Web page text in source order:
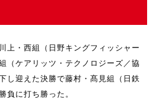
上・西組（日野キングフィッシャー
（ケアリッツ・テクノロジーズ／協
し迎えた決勝で藤村・髙見組（日鉄
負に打ち勝った。